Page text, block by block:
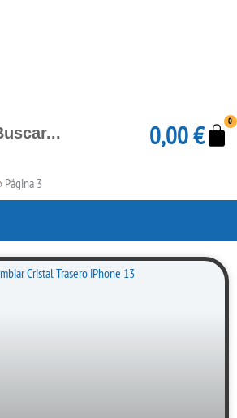
0,00€ 0
Página 3
PáginaPáginaPáginaPágina